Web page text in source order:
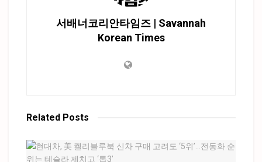
서배너코리안타임즈 | Savannah
Korean Times
Related Posts